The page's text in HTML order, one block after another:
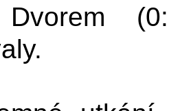
Dvorem